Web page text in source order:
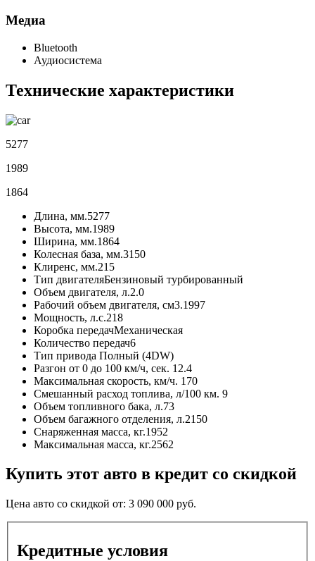
Медиа
Bluetooth
Аудиосистема
Технические характеристики
5277
1989
1864
Длина, мм.5277
Высота, мм.1989
Ширина, мм.1864
Колесная база, мм.3150
Клиренс, мм.215
Тип двигателяБензиновый турбированный
Объем двигателя, л.2.0
Рабочий объем двигателя, см3.1997
Мощность, л.с.218
Коробка передачМеханическая
Количество передач6
Тип привода Полный (4DW)
Разгон от 0 до 100 км/ч, сек. 12.4
Максимальная скорость, км/ч. 170
Смешанный расход топлива, л/100 км. 9
Объем топливного бака, л.73
Объем багажного отделения, л.2150
Снаряженная масса, кг.1952
Максимальная масса, кг.2562
Купить этот авто в кредит со скидкой
Цена авто со скидкой от: 3 090 000 руб.
Кредитные условия